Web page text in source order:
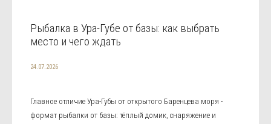
Рыбалка в Ура-Губе от базы: как выбрать
место и чего ждать
24.07.2026
Главное отличие Ура-Губы от открытого Баренцева моря -
формат рыбалки от базы: тёплый домик, снаряжение и